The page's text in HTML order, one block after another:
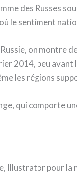
des Russes
le sentiment
on montre
2014, peu
les régions
qui comporte
Illustrator pour la